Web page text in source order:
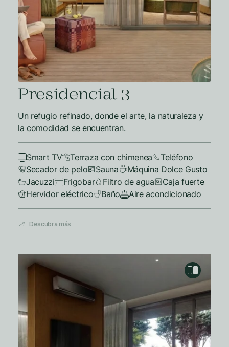
Presidencial 3
Un refugio refinado, donde el arte, la naturaleza y
la comodidad se encuentran.
Smart TV Terraza con chimenea
Teléfono
Secador de pelo
Sauna
Máquina Dolce Gusto
Jacuzzi
Frigobar Filtro de agua
Caja fuerte
Hervidor eléctrico
Baño Aire acondicionado
Descubra más